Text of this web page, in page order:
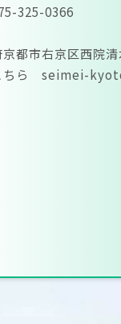
325-0366
都市右京区西院
ちら seimei-